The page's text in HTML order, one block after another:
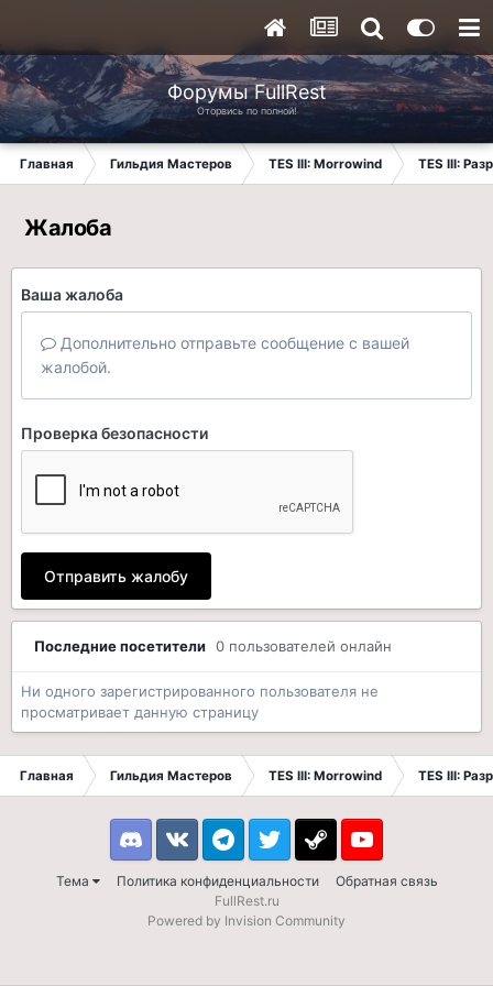
Форумы FullRest
Оторвись по полной!
Главная Гильдия Мастеров TES III: Morrowind TES III:
Жалоба
Ваша жалоба
Дополнительно отправьте сообщение с вашей
жалобой.
Проверка безопасности
Отправить жалобу
Последние посетители 0 пользователей онлайн
Ни одного зарегистрированного пользователя не
просматривает данную страницу
Главная Гильдия Мастеров TES III: Morrowind TES III:
Тема Политика конфиденциальности Обратная связь
DiscordVK TelegramTwitter Steam Youtube
FullRest.ru
Powered by Invision Community